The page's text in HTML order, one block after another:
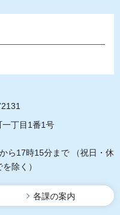
丁目1番1号
ら17時15分まで
（祝日・休
除く）
各課の案内